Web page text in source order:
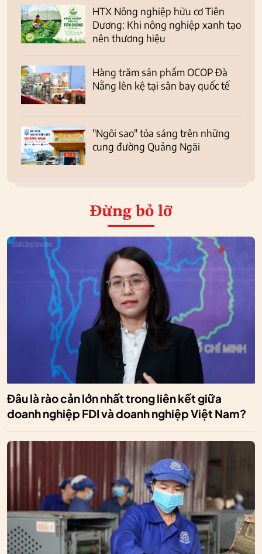
HTX Nông nghiệp hữu cơ Tiên
Dương: Khi nông nghiệp xanh tạo
nên thương hiệu
Hàng trăm sản phẩm OCOP Đà
Nẵng lên kệ tại sân bay quốc tế
"Ngôi sao" tỏa sáng trên những
cung đường Quảng Ngãi
Đừng bỏ lỡ
Đâu là rào cản lớn nhất trong liên kết giữa
doanh nghiệp FDI và doanh nghiệp Việt Nam?